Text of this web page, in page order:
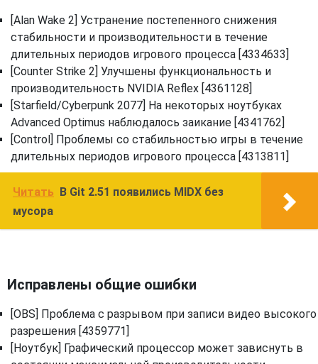
[Alan Wake 2] Устранение постепенного снижения
стабильности и производительности в течение
длительных периодов игрового процесса [4334633]
[Counter Strike 2] Улучшены функциональность и
производительность NVIDIA Reflex [4361128]
[Starfield/Cyberpunk 2077] На некоторых ноутбуках
Advanced Optimus наблюдалось заикание [4341762]
[Control] Проблемы со стабильностью игры в течение
длительных периодов игрового процесса [4313811]
Читать В Git 2.51 появились MIDX без
мусора
Исправлены общие ошибки
[OBS] Проблема с разрывом при записи видео высокого
разрешения [4359771]
[Ноутбук] Графический процессор может зависнуть в